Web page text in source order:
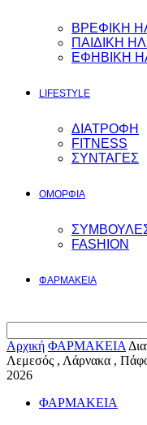
ΒΡΕΦΙΚΗ
ΠΑΙΔΙΚΗ
ΕΦΗΒΙΚΗ
LIFESTYLE
ΔΙΑΤΡΟΦΗ
FITNESS
ΣΥΝΤΑΓΕΣ
ΟΜΟΡΦΙΑ
FASHION
ΦΑΡΜΑΚΕΙΑ
Αρχική ΦΑΡΜΑΚΕΙΑ
Λεμεσός , Λάρνακα ,
2026
ΦΑΡΜΑΚΕΙΑ